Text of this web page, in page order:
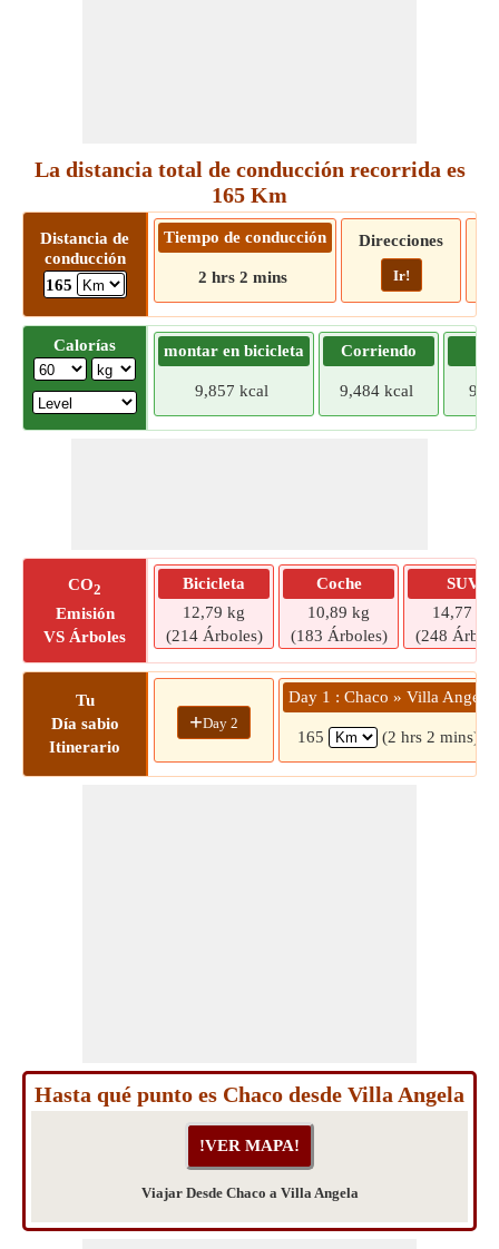
La distancia total de conducción recorrida es
165 Km
Distancia de
conducción
165
Tiempo de conducción
2 hrs 2 mins
Direcciones
Ir!
Calorías montar en bicicleta
9,857 kcal
Corriendo
9,484 kcal
CO2
Emisión
VS Árboles
Bicicleta
12,79 kg
(214 Árboles)
Coche
10,89 kg
(183 Árboles)
SUV
14,77 kg
(248
Tu
Día sabio
Itinerario
+Day 2
Day 1 : Chaco » Villa Angela
165 (2 hrs 2 mins)
Hasta qué punto es Chaco desde Villa Angela
Viajar Desde Chaco a Villa Angela